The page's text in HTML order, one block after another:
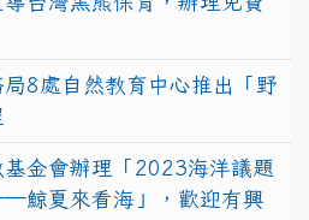
8處自然教育中心推出「野
金會辦理「2023海洋議題
鯨夏來看海」，歡迎有興